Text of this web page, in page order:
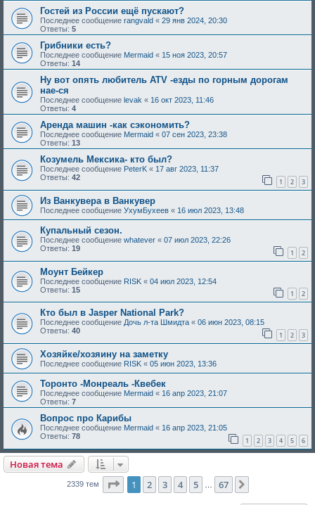
Гостей из России ещё пускают?
Последнее сообщение rangvald « 29 янв 2024, 20:30
Ответы: 5
Грибники есть?
Последнее сообщение Mermaid « 15 ноя 2023, 20:57
Ответы: 14
Ну вот опять любитель ATV -езды по горным дорогам
нае-ся
Последнее сообщение levak « 16 окт 2023, 11:46
Ответы: 4
Аренда машин -как сэкономить?
Последнее сообщение Mermaid « 07 сен 2023, 23:38
Ответы: 13
Козумель Мексика- кто был?
Последнее сообщение PeterK « 17 авг 2023, 11:37
Ответы: 42 1 2 3
Из Ванкувера в Ванкувер
Последнее сообщение УхумБухеев « 16 июл 2023, 13:48
Купальный сезон.
Последнее сообщение whatever « 07 июл 2023, 22:26
Ответы: 19 1 2
Моунт Бейкер
Последнее сообщение RISK « 04 июл 2023, 12:54
Ответы: 15 1 2
Кто был в Jasper National Park?
Последнее сообщение Дочь л-та Шмидта « 06 июн 2023, 08:15
Ответы: 40 1 2 3
Хозяйке/хозяину на заметку
Последнее сообщение RISK « 05 июн 2023, 13:36
Торонто -Монреаль -Квебек
Последнее сообщение Mermaid « 16 апр 2023, 21:07
Ответы: 7
Вопрос про Карибы
Последнее сообщение Mermaid « 16 апр 2023, 21:05
Ответы: 78 1 2 3 4 5 6
Новая тема
2339 тем Страница из 67
1 2 3 4 5 67